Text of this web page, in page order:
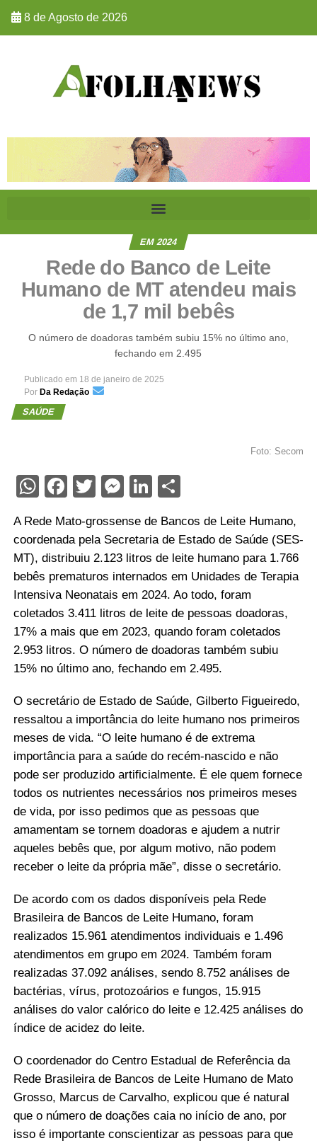
8 de Agosto de 2026
EM 2024
Rede do Banco de Leite
Humano de MT atendeu mais
de 1,7 mil bebês
O número de doadoras também subiu 15% no último ano,
fechando em 2.495
Publicado em 18 de janeiro de 2025
Por Da Redação
SAÚDE
Foto: Secom
WhatsApp
Facebook
Twitter
Messenger
LinkedIn
Share
A Rede Mato-grossense de Bancos de Leite Humano,
coordenada pela Secretaria de Estado de Saúde (SES-
MT), distribuiu 2.123 litros de leite humano para 1.766
bebês prematuros internados em Unidades de Terapia
Intensiva Neonatais em 2024. Ao todo, foram
coletados 3.411 litros de leite de pessoas doadoras,
17% a mais que em 2023, quando foram coletados
2.953 litros. O número de doadoras também subiu
15% no último ano, fechando em 2.495.
O secretário de Estado de Saúde, Gilberto Figueiredo,
ressaltou a importância do leite humano nos primeiros
meses de vida. “O leite humano é de extrema
importância para a saúde do recém-nascido e não
pode ser produzido artificialmente. É ele quem fornece
todos os nutrientes necessários nos primeiros meses
de vida, por isso pedimos que as pessoas que
amamentam se tornem doadoras e ajudem a nutrir
aqueles bebês que, por algum motivo, não podem
receber o leite da própria mãe”, disse o secretário.
De acordo com os dados disponíveis pela Rede
Brasileira de Bancos de Leite Humano, foram
realizados 15.961 atendimentos individuais e 1.496
atendimentos em grupo em 2024. Também foram
realizadas 37.092 análises, sendo 8.752 análises de
bactérias, vírus, protozoários e fungos, 15.915
análises do valor calórico do leite e 12.425 análises do
índice de acidez do leite.
O coordenador do Centro Estadual de Referência da
Rede Brasileira de Bancos de Leite Humano de Mato
Grosso, Marcus de Carvalho, explicou que é natural
que o número de doações caia no início de ano, por
isso é importante conscientizar as pessoas para que